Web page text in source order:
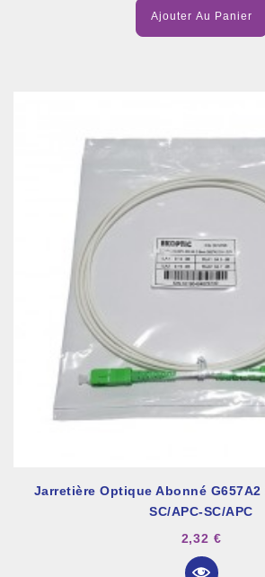
Ajouter Au Panier
Jarretière Optique Abonné G657A2
SC/APC-SC/APC
2,32 €